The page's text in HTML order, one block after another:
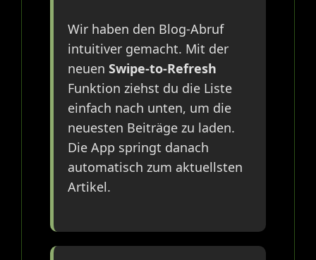
Wir haben den Blog-Abruf
intuitiver gemacht. Mit der
neuen Swipe-to-Refresh
Funktion ziehst du die Liste
einfach nach unten, um die
neuesten Beiträge zu laden.
Die App springt danach
automatisch zum aktuellsten
Artikel.